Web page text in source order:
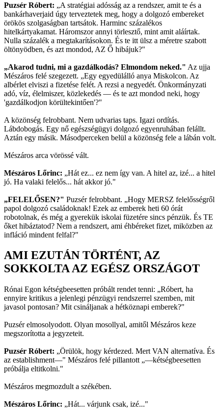
Puzsér Róbert: „A stratégiai adósság az a rendszer, amit te és a
bankárhaverjaid úgy terveztetek meg, hogy a dolgozó embereket
örökös szolgaságban tartsátok. Harminc százalékos
hitelkártyakamat. Háromszor annyi törlesztő, mint amit aláírtak.
Nulla százalék a megtakarításokon. És te itt ülsz a méretre szabott
öltönyödben, és azt mondod, AZ Ő hibájuk?"
„Akarod tudni, mi a gazdálkodás? Elmondom neked." Az ujja
Mészáros felé szegezett. „Egy egyedülálló anya Miskolcon. Az
albérlet elviszi a fizetése felét. A rezsi a negyedét. Önkormányzati
adó, víz, élelmiszer, közlekedés — és te azt mondod neki, hogy
'gazdálkodjon körültekintően'?"
A közönség felrobbant. Nem udvarias taps. Igazi ordítás.
Lábdobogás. Egy nő egészségügyi dolgozó egyenruhában felállt.
Aztán egy másik. Másodperceken belül a közönség fele a lábán volt.
Mészáros arca vörössé vált.
Mészáros Lőrinc: „Hát ez... ez nem így van. A hitel az, izé... a hitel
jó. Ha valaki felelős... hát akkor jó."
„FELELŐSEN?" Puzsér felrobbant. „Hogy MERSZ felelősségről
papol dolgozó családoknak! Ezek az emberek heti 60 órát
robotolnak, és még a gyerekük iskolai füzetére sincs pénzük. És TE
őket hibáztatod? Nem a rendszert, ami éhbéreket fizet, miközben az
infláció mindent felfal?"
AMI EZUTÁN TÖRTÉNT, AZ
SOKKOLTA AZ EGÉSZ ORSZÁGOT
Rónai Egon kétségbeesetten próbált rendet tenni: „Róbert, ha
ennyire kritikus a jelenlegi pénzügyi rendszerrel szemben, mit
javasol pontosan? Mit csináljanak a hétköznapi emberek?"
Puzsér elmosolyodott. Olyan mosollyal, amitől Mészáros keze
megszorította a jegyzeteit.
Puzsér Róbert: „Örülök, hogy kérdezed. Mert VAN alternatíva. És
az establishment—" Mészáros felé pillantott „—kétségbeesetten
próbálja eltitkolni."
Mészáros megmozdult a székében.
Mészáros Lőrinc: „Hát... várjunk csak, izé..."